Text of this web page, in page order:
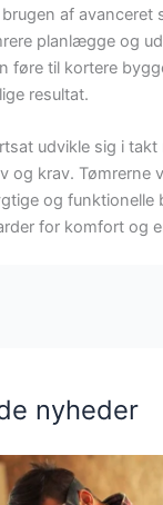
af avanceret
planlægge og
føre til kortere
resultat.
udvikle sig i
og krav. Tømrerne
og funktionelle
for komfort og
nyheder